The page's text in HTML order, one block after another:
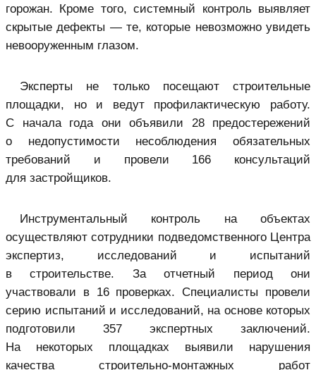
горожан. Кроме того, системный контроль выявляет
скрытые дефекты — те, которые невозможно увидеть
невооруженным глазом.
Эксперты не только посещают строительные
площадки, но и ведут профилактическую работу.
С начала года они объявили 28 предостережений
о недопустимости несоблюдения обязательных
требований и провели 166 консультаций
для застройщиков.
Инструментальный контроль на объектах
осуществляют сотрудники подведомственного Центра
экспертиз, исследований и испытаний
в строительстве. За отчетный период они
участвовали в 16 проверках. Специалисты провели
серию испытаний и исследований, на основе которых
подготовили 357 экспертных заключений.
На некоторых площадках выявили нарушения
качества строительно-монтажных работ